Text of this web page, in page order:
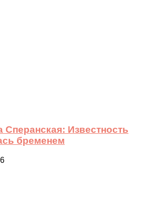
Сперанская: Известность
бременем